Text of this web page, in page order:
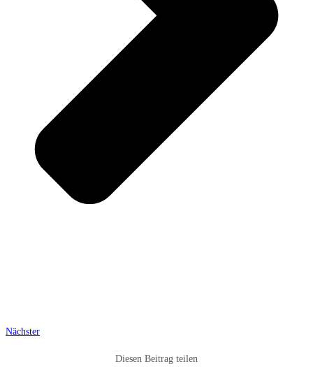
Nächster
Diesen Beitrag teilen